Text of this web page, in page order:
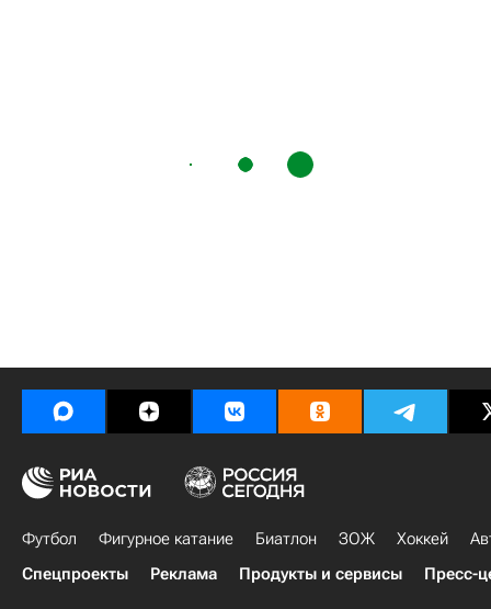
Футбол Фигурное катание Биатлон ЗОЖ Хоккей
Спецпроекты
Реклама Продукты и сервисы Пресс-